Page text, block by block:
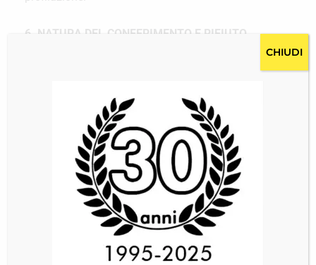
6. NATURA DEL CONFERIMENTO E RIFIUTO
A parte quanto specificato per i dati di navigazione,
per perfezionare l’invio di richiesta informazioni ed
essere contattato dal Titolare del trattamento. Il
mancato conferimento dei dati personali può
comportare l’impossibilità di ottenere riscontro del
Titolare e di fruire dei servizi richiesti.
7. DIRITTI DEGLI INTERESSATI
Lei potrà far valere i propri diritti come espressi dal
Regolamento (UE) 2016/679 del parlamento
CHIUDI